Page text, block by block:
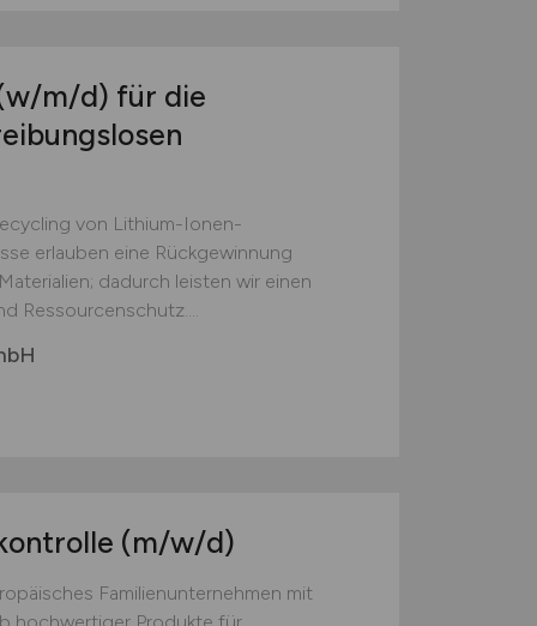
m/d) für die
von Lithium-Ionen-
erlauben eine Rückgewinnung
dadurch leisten wir einen
Ressourcenschutz....
(m/w/d)
Familienunternehmen mit